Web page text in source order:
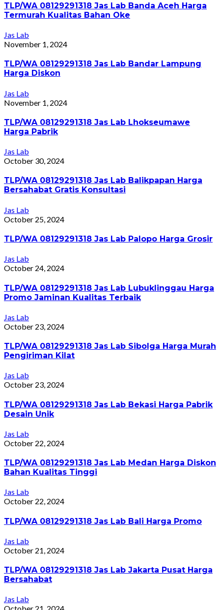
TLP/WA 08129291318 Jas Lab Banda Aceh Harga
Termurah Kualitas Bahan Oke
Jas Lab
November 1, 2024
TLP/WA 08129291318 Jas Lab Bandar Lampung
Harga Diskon
Jas Lab
November 1, 2024
TLP/WA 08129291318 Jas Lab Lhokseumawe
Harga Pabrik
Jas Lab
October 30, 2024
TLP/WA 08129291318 Jas Lab Balikpapan Harga
Bersahabat Gratis Konsultasi
Jas Lab
October 25, 2024
TLP/WA 08129291318 Jas Lab Palopo Harga Grosir
Jas Lab
October 24, 2024
TLP/WA 08129291318 Jas Lab Lubuklinggau Harga
Promo Jaminan Kualitas Terbaik
Jas Lab
October 23, 2024
TLP/WA 08129291318 Jas Lab Sibolga Harga Murah
Pengiriman Kilat
Jas Lab
October 23, 2024
TLP/WA 08129291318 Jas Lab Bekasi Harga Pabrik
Desain Unik
Jas Lab
October 22, 2024
TLP/WA 08129291318 Jas Lab Medan Harga Diskon
Bahan Kualitas Tinggi
Jas Lab
October 22, 2024
TLP/WA 08129291318 Jas Lab Bali Harga Promo
Jas Lab
October 21, 2024
TLP/WA 08129291318 Jas Lab Jakarta Pusat Harga
Bersahabat
Jas Lab